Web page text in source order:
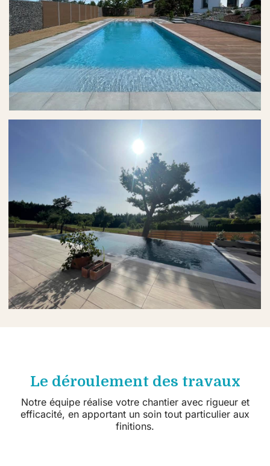
Le déroulement des travaux
Notre équipe réalise votre chantier avec rigueur et
efficacité, en apportant un soin tout particulier aux
finitions.